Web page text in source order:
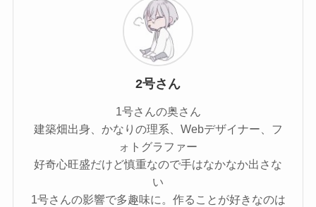
2号さん
1号さんの奥さん
建築畑出身、かなりの理系、Webデザイナー、フ
ォトグラファー
好奇心旺盛だけど慎重なので手はなかなか出さな
い
1号さんの影響で多趣味に。作ることが好きなのは